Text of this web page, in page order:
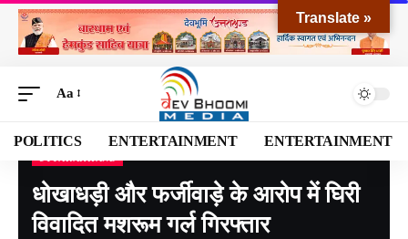
Aa
POLITICS ENTERTAINMENT ENTERTAINMENT
Devbhoomi Media >Blog>NATIONAL>UTTARAKHAND>धोखाधड़ी और फर्जीवाड़े के आरोप में घिरी विवादित मशरूम गर्ल गिरफ्तार
धोखाधड़ी और फर्जीवाड़े के आरोप में घिरी
विवादित मशरूम गर्ल गिरफ्तार
Translate »